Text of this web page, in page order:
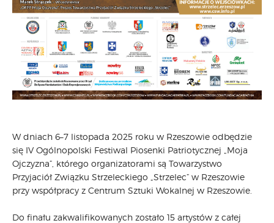
W dniach 6–7 listopada 2025 roku w Rzeszowie odbędzie
się IV Ogólnopolski Festiwal Piosenki Patriotycznej „Moja
Ojczyzna”, którego organizatorami są Towarzystwo
Przyjaciół Związku Strzeleckiego „Strzelec” w Rzeszowie
przy współpracy z Centrum Sztuki Wokalnej w Rzeszowie.
Do finału zakwalifikowanych zostało 15 artystów z całej